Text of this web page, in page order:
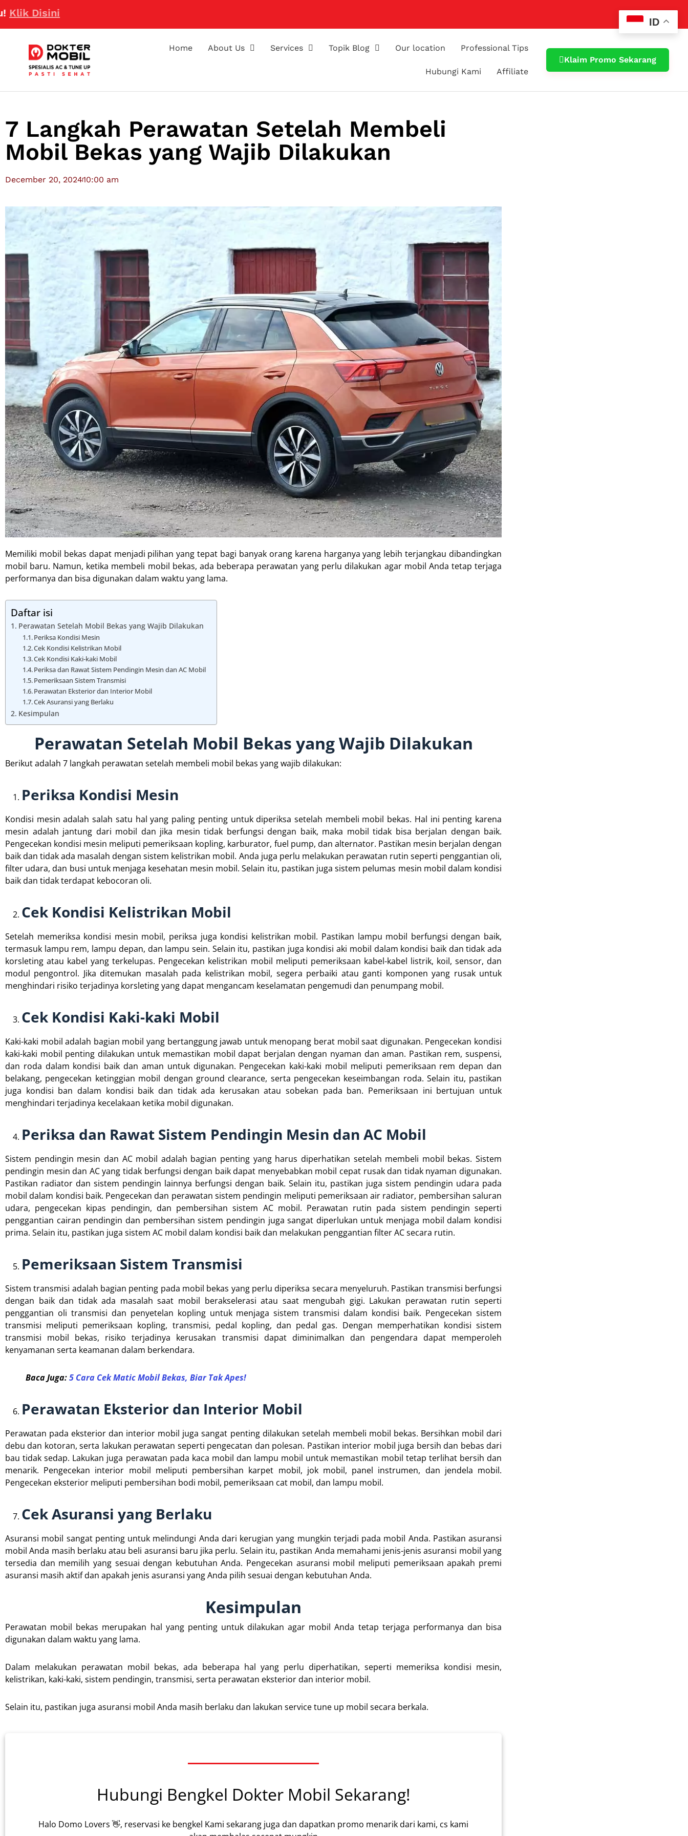
Home About Us Services Topik Blog Our location Professional Tips
Hubungi Kami Affiliate
Klaim Promo Sekarang
7 Langkah Perawatan Setelah Membeli
Mobil Bekas yang Wajib Dilakukan
December 20, 202410:00 am
Memiliki mobil bekas dapat menjadi pilihan yang tepat bagi banyak orang karena harganya yang lebih terjangkau dibandingkan
mobil baru. Namun, ketika membeli mobil bekas, ada beberapa perawatan yang perlu dilakukan agar mobil Anda tetap terjaga
performanya dan bisa digunakan dalam waktu yang lama.
Daftar isi
Perawatan Setelah Mobil Bekas yang Wajib Dilakukan
Periksa Kondisi Mesin
Cek Kondisi Kelistrikan Mobil
Cek Kondisi Kaki-kaki Mobil
Periksa dan Rawat Sistem Pendingin Mesin dan AC Mobil
Pemeriksaan Sistem Transmisi
Perawatan Eksterior dan Interior Mobil
Cek Asuransi yang Berlaku
Kesimpulan
Perawatan Setelah Mobil Bekas yang Wajib Dilakukan
Berikut adalah 7 langkah perawatan setelah membeli mobil bekas yang wajib dilakukan:
Periksa Kondisi Mesin
Kondisi mesin adalah salah satu hal yang paling penting untuk diperiksa setelah membeli mobil bekas. Hal ini penting karena
mesin adalah jantung dari mobil dan jika mesin tidak berfungsi dengan baik, maka mobil tidak bisa berjalan dengan baik.
Pengecekan kondisi mesin meliputi pemeriksaan kopling, karburator, fuel pump, dan alternator. Pastikan mesin berjalan dengan
baik dan tidak ada masalah dengan sistem kelistrikan mobil. Anda juga perlu melakukan perawatan rutin seperti penggantian oli,
filter udara, dan busi untuk menjaga kesehatan mesin mobil. Selain itu, pastikan juga sistem pelumas mesin mobil dalam kondisi
baik dan tidak terdapat kebocoran oli.
Cek Kondisi Kelistrikan Mobil
Setelah memeriksa kondisi mesin mobil, periksa juga kondisi kelistrikan mobil. Pastikan lampu mobil berfungsi dengan baik,
termasuk lampu rem, lampu depan, dan lampu sein. Selain itu, pastikan juga kondisi aki mobil dalam kondisi baik dan tidak ada
korsleting atau kabel yang terkelupas. Pengecekan kelistrikan mobil meliputi pemeriksaan kabel-kabel listrik, koil, sensor, dan
modul pengontrol. Jika ditemukan masalah pada kelistrikan mobil, segera perbaiki atau ganti komponen yang rusak untuk
menghindari risiko terjadinya korsleting yang dapat mengancam keselamatan pengemudi dan penumpang mobil.
Cek Kondisi Kaki-kaki Mobil
Kaki-kaki mobil adalah bagian mobil yang bertanggung jawab untuk menopang berat mobil saat digunakan. Pengecekan kondisi
kaki-kaki mobil penting dilakukan untuk memastikan mobil dapat berjalan dengan nyaman dan aman. Pastikan rem, suspensi,
dan roda dalam kondisi baik dan aman untuk digunakan. Pengecekan kaki-kaki mobil meliputi pemeriksaan rem depan dan
belakang, pengecekan ketinggian mobil dengan ground clearance, serta pengecekan keseimbangan roda. Selain itu, pastikan
juga kondisi ban dalam kondisi baik dan tidak ada kerusakan atau sobekan pada ban. Pemeriksaan ini bertujuan untuk
menghindari terjadinya kecelakaan ketika mobil digunakan.
Periksa dan Rawat Sistem Pendingin Mesin dan AC Mobil
Sistem pendingin mesin dan AC mobil adalah bagian penting yang harus diperhatikan setelah membeli mobil bekas. Sistem
pendingin mesin dan AC yang tidak berfungsi dengan baik dapat menyebabkan mobil cepat rusak dan tidak nyaman digunakan.
Pastikan radiator dan sistem pendingin lainnya berfungsi dengan baik. Selain itu, pastikan juga sistem pendingin udara pada
mobil dalam kondisi baik. Pengecekan dan perawatan sistem pendingin meliputi pemeriksaan air radiator, pembersihan saluran
udara, pengecekan kipas pendingin, dan pembersihan sistem AC mobil. Perawatan rutin pada sistem pendingin seperti
penggantian cairan pendingin dan pembersihan sistem pendingin juga sangat diperlukan untuk menjaga mobil dalam kondisi
prima. Selain itu, pastikan juga sistem AC mobil dalam kondisi baik dan melakukan penggantian filter AC secara rutin.
Pemeriksaan Sistem Transmisi
Sistem transmisi adalah bagian penting pada mobil bekas yang perlu diperiksa secara menyeluruh. Pastikan transmisi berfungsi
dengan baik dan tidak ada masalah saat mobil berakselerasi atau saat mengubah gigi. Lakukan perawatan rutin seperti
penggantian oli transmisi dan penyetelan kopling untuk menjaga sistem transmisi dalam kondisi baik. Pengecekan sistem
transmisi meliputi pemeriksaan kopling, transmisi, pedal kopling, dan pedal gas. Dengan memperhatikan kondisi sistem
transmisi mobil bekas, risiko terjadinya kerusakan transmisi dapat diminimalkan dan pengendara dapat memperoleh
kenyamanan serta keamanan dalam berkendara.
Baca Juga:5 Cara Cek Matic Mobil Bekas, Biar Tak Apes!
Perawatan Eksterior dan Interior Mobil
Perawatan pada eksterior dan interior mobil juga sangat penting dilakukan setelah membeli mobil bekas. Bersihkan mobil dari
debu dan kotoran, serta lakukan perawatan seperti pengecatan dan polesan. Pastikan interior mobil juga bersih dan bebas dari
bau tidak sedap. Lakukan juga perawatan pada kaca mobil dan lampu mobil untuk memastikan mobil tetap terlihat bersih dan
menarik. Pengecekan interior mobil meliputi pembersihan karpet mobil, jok mobil, panel instrumen, dan jendela mobil.
Pengecekan eksterior meliputi pembersihan bodi mobil, pemeriksaan cat mobil, dan lampu mobil.
Cek Asuransi yang Berlaku
Asuransi mobil sangat penting untuk melindungi Anda dari kerugian yang mungkin terjadi pada mobil Anda. Pastikan asuransi
mobil Anda masih berlaku atau beli asuransi baru jika perlu. Selain itu, pastikan Anda memahami jenis-jenis asuransi mobil yang
tersedia dan memilih yang sesuai dengan kebutuhan Anda. Pengecekan asuransi mobil meliputi pemeriksaan apakah premi
asuransi masih aktif dan apakah jenis asuransi yang Anda pilih sesuai dengan kebutuhan Anda.
Kesimpulan
Perawatan mobil bekas merupakan hal yang penting untuk dilakukan agar mobil Anda tetap terjaga performanya dan bisa
digunakan dalam waktu yang lama.
Dalam melakukan perawatan mobil bekas, ada beberapa hal yang perlu diperhatikan, seperti memeriksa kondisi mesin,
kelistrikan, kaki-kaki, sistem pendingin, transmisi, serta perawatan eksterior dan interior mobil.
Selain itu, pastikan juga asuransi mobil Anda masih berlaku dan lakukan service tune up mobil secara berkala.
Hubungi Bengkel Dokter Mobil Sekarang!
Halo Domo Lovers 👋, reservasi ke bengkel Kami sekarang juga dan dapatkan promo menarik dari kami, cs kami
ID